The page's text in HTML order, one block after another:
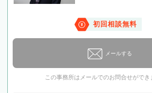
初回相談無料
メールする
この事務所はメールでのお問合せができ